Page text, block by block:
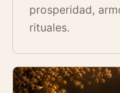
prosperidad,
rituales.